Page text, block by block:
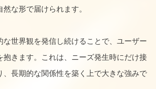
な形で届けられます。
な世界観を発信し続けることで、ユーザー
抱きます。これは、ニーズ発生時にだけ接
、長期的な関係性を築く上で大きな強みで